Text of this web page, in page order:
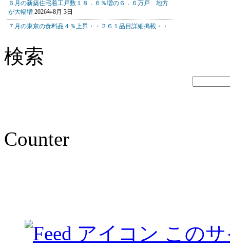
検索
Counter
この